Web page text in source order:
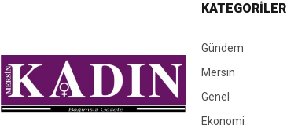
KATEGORİLER
Gündem
Mersin
Genel
Ekonomi